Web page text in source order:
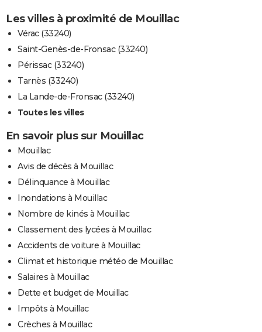
Les villes à proximité de Mouillac
Vérac (33240)
Saint-Genès-de-Fronsac (33240)
Périssac (33240)
Tarnès (33240)
La Lande-de-Fronsac (33240)
Toutes les villes
En savoir plus sur Mouillac
Mouillac
Avis de décès à Mouillac
Délinquance à Mouillac
Inondations à Mouillac
Nombre de kinés à Mouillac
Classement des lycées à Mouillac
Accidents de voiture à Mouillac
Climat et historique météo de Mouillac
Salaires à Mouillac
Dette et budget de Mouillac
Impôts à Mouillac
Crèches à Mouillac